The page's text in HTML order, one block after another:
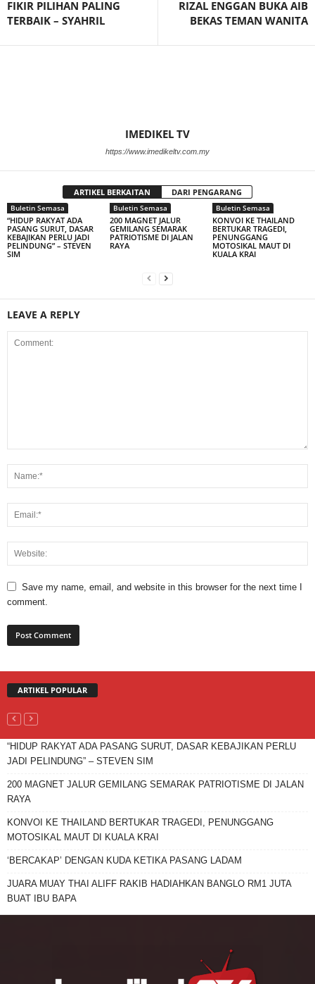
FIKIR PILIHAN PALING
TERBAIK – SYAHRIL
RIZAL ENGGAN BUKA AIB
BEKAS TEMAN WANITA
IMEDIKEL TV
https://www.imedikeltv.com.my
ARTIKEL BERKAITAN DARI PENGARANG
Buletin Semasa
“HIDUP RAKYAT ADA
PASANG SURUT, DASAR
KEBAJIKAN PERLU JADI
PELINDUNG” – STEVEN
SIM
Buletin Semasa
200 MAGNET JALUR
GEMILANG SEMARAK
PATRIOTISME DI JALAN
RAYA
Buletin Semasa
KONVOI KE THAILAND
BERTUKAR TRAGEDI,
PENUNGGANG
MOTOSIKAL MAUT DI
KUALA KRAI
LEAVE A REPLY
Save my name, email, and website in this browser for the next time I
comment.
ARTIKEL POPULAR
“HIDUP RAKYAT ADA PASANG SURUT, DASAR KEBAJIKAN PERLU
JADI PELINDUNG” – STEVEN SIM
200 MAGNET JALUR GEMILANG SEMARAK PATRIOTISME DI JALAN
RAYA
KONVOI KE THAILAND BERTUKAR TRAGEDI, PENUNGGANG
MOTOSIKAL MAUT DI KUALA KRAI
‘BERCAKAP’ DENGAN KUDA KETIKA PASANG LADAM
JUARA MUAY THAI ALIFF RAKIB HADIAHKAN BANGLO RM1 JUTA
BUAT IBU BAPA